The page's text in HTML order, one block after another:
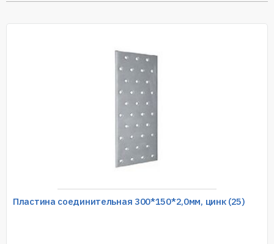
Пластина соединительная 300*150*2,0мм, цинк (25)